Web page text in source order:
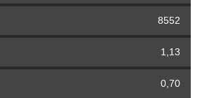
8552
1,13
0,70